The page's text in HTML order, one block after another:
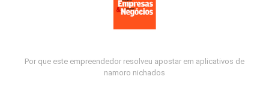
Por que este empreendedor resolveu apostar em aplicativos de
namoro nichados